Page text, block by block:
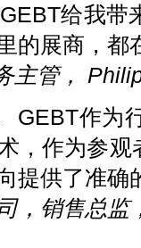
给我
的展商，都
主管，
GEBT作为
，作为参
提供了准确
，销售总监